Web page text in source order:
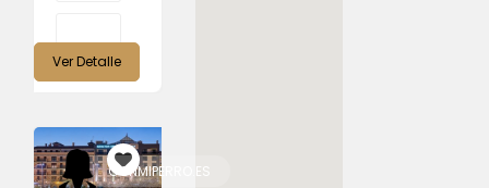
Ver Detalle
CONMIPERRO.ES